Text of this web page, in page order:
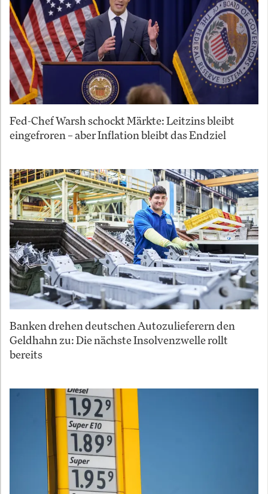
Fed-Chef Warsh schockt Märkte: Leitzins bleibt
eingefroren – aber Inflation bleibt das Endziel
Banken drehen deutschen Autozulieferern den
Geldhahn zu: Die nächste Insolvenzwelle rollt
bereits